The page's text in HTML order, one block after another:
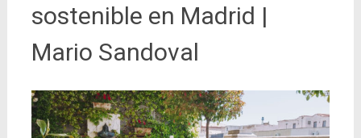
sostenible en Madrid |
Mario Sandoval